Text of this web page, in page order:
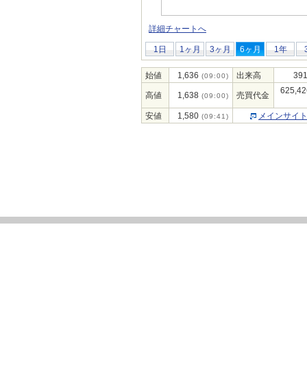
詳細チャートへ
1日 1ヶ月 3ヶ月 6ヶ月 1年
始値 1,636 (09:00) 出来高
高値 1,638 (09:00) 売買代金
安値 1,580 (09:41) メインサイ